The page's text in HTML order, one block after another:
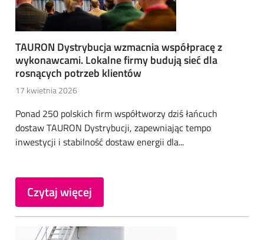
TAURON Dystrybucja wzmacnia współpracę z
wykonawcami. Lokalne firmy budują sieć dla
rosnących potrzeb klientów
17 kwietnia 2026
Ponad 250 polskich firm współtworzy dziś łańcuch
dostaw TAURON Dystrybucji, zapewniając tempo
inwestycji i stabilność dostaw energii dla...
Czytaj więcej